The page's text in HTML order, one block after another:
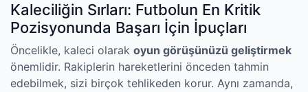
Kaleciliğin Sırları: Futbolun En Kritik
Pozisyonunda Başarı İçin İpuçları
Öncelikle, kaleci olarak oyun görüşünüzü geliştirmek
önemlidir. Rakiplerin hareketlerini önceden tahmin
edebilmek, sizi birçok tehlikeden korur. Aynı zamanda,